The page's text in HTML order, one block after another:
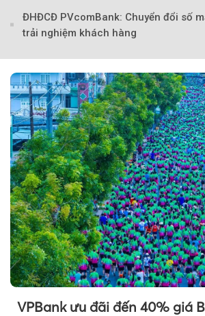
ĐHĐCĐ PVcomBank: Chuyển đổi số
trải nghiệm khách hàng
VPBank ưu đãi đến 40% giá